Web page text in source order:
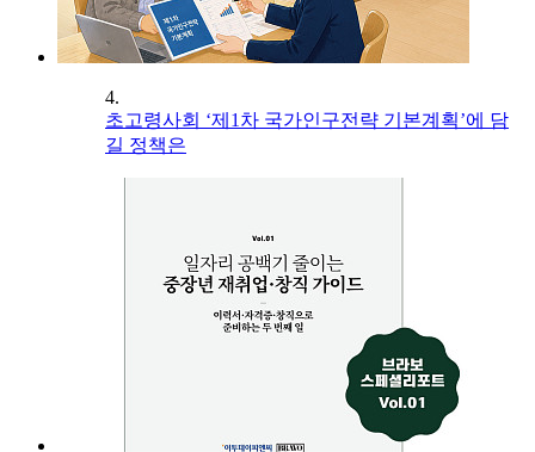
4.
초고령사회 ‘제1차 국가인구전략 기본계획’에 담
길 정책은